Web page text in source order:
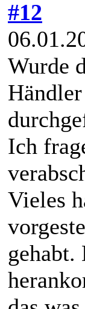
#12
Wurde
Ich
Vieles
gehabt.